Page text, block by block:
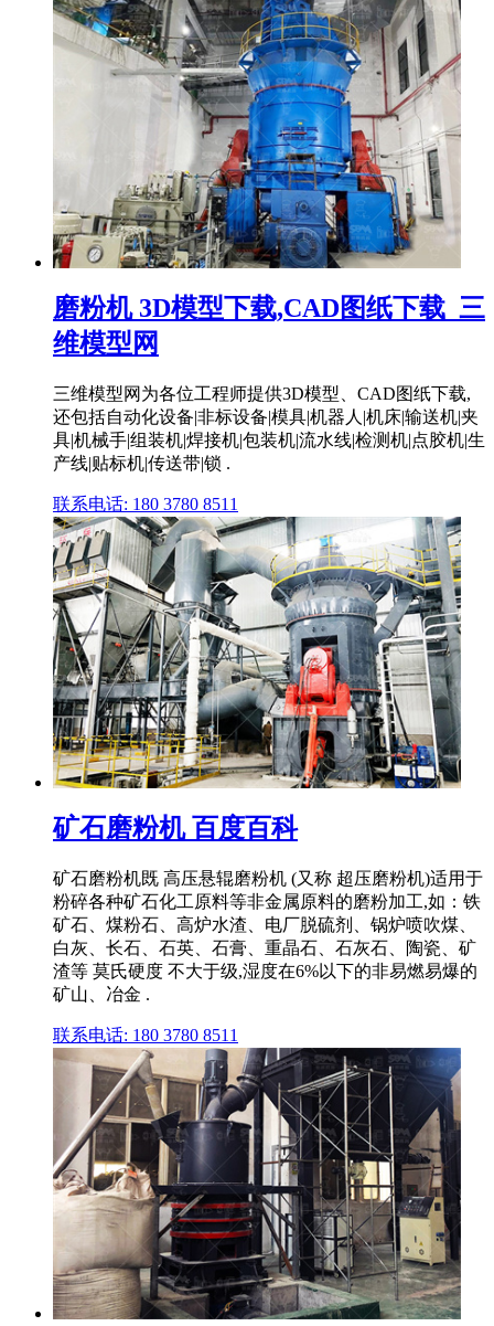
磨粉机 3D模型下载,CAD图纸下载_三
维模型网
三维模型网为各位工程师提供3D模型、CAD图纸下载,
还包括自动化设备|非标设备|模具|机器人|机床|输送机|夹
具|机械手|组装机|焊接机|包装机|流水线|检测机|点胶机|生
产线|贴标机|传送带|锁 .
联系电话: 180 3780 8511
矿石磨粉机 百度百科
矿石磨粉机既 高压悬辊磨粉机 (又称 超压磨粉机)适用于
粉碎各种矿石化工原料等非金属原料的磨粉加工,如：铁
矿石、煤粉石、高炉水渣、电厂脱硫剂、锅炉喷吹煤、
白灰、长石、石英、石膏、重晶石、石灰石、陶瓷、矿
渣等 莫氏硬度 不大于级,湿度在6%以下的非易燃易爆的
矿山、冶金 .
联系电话: 180 3780 8511